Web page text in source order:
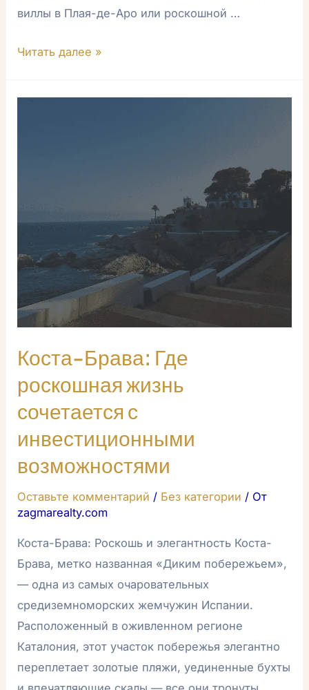
виллы в Плая-де-Аро или роскошной …
Читать далее »
Коста-Брава: Где
роскошная жизнь
сочетается с
инвестиционными
возможностями
Оставьте комментарий / Без категории / От
zagmarealty.com
Коста-Брава: Роскошь и элегантность Коста-
Брава, метко названная «Диким побережьем»,
— одна из самых очаровательных
средиземноморских жемчужин Испании.
Расположенный в оживленном регионе
Каталония, этот участок побережья элегантно
переплетает золотые пляжи, уединенные бухты